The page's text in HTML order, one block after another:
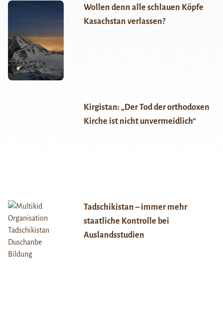
Wollen denn alle schlauen Köpfe
Kasachstan verlassen?
Kirgistan: „Der Tod der orthodoxen
Kirche ist nicht unvermeidlich“
Tadschikistan – immer mehr
staatliche Kontrolle bei
Auslandsstudien